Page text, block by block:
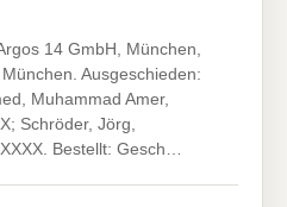
14 GmbH, München,
Ausgeschieden:
Muhammad Amer,
Schröder, Jörg,
Bestellt: Gesch…